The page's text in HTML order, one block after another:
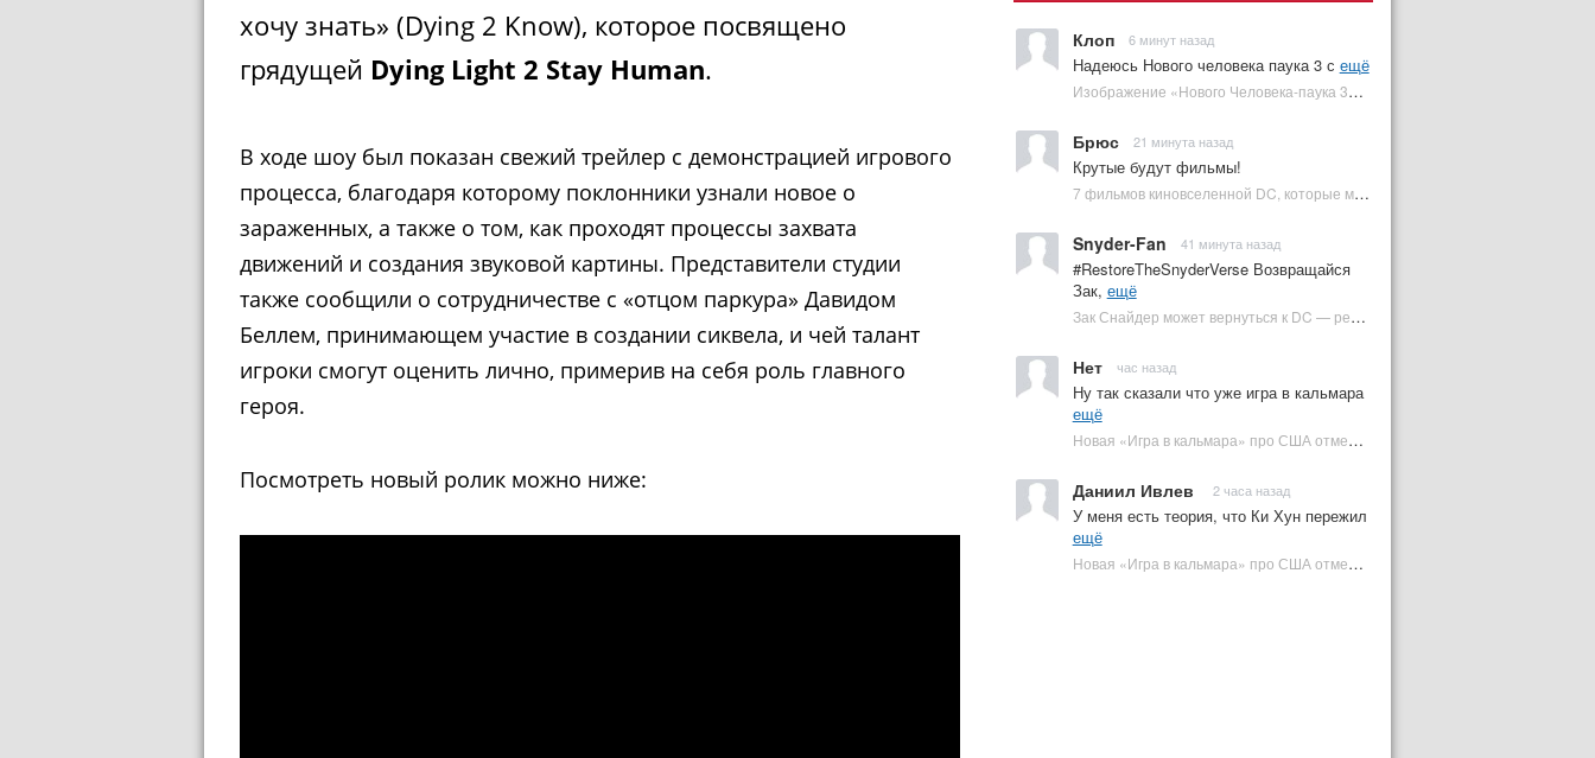
Клоп 6 минут назад
Надеюсь Нового человека паука 3 с ещё
Изображение «Нового Человека-паука 3» подтвердило Зловещую шестерку | Plugged In Ru
Брюс 21 минута назад
Крутые будут фильмы!
7 фильмов киновселенной DC, которые может снять Зак Снайдер | Plugged In Ru
Snyder-Fan 41 минута назад
#RestoreTheSnyderVerse Возвращайся
Зак, ещё
Зак Снайдер может вернуться к DC — режиссер общался с Warner Bros. (фото) | Plugged In Ru
Нет час назад
Ну так сказали что уже игра в кальмара
ещё
Новая «Игра в кальмара» про США отменена | Plugged In Ru
Даниил Ивлев 2 часа назад
У меня есть теория, что Ки Хун пережил
ещё
Новая «Игра в кальмара» про США отменена | Plugged In Ru
хочу знать» (Dying 2 Know), которое посвящено
грядущей Dying Light 2 Stay Human.
В ходе шоу был показан свежий трейлер с демонстрацией игрового
процесса, благодаря которому поклонники узнали новое о
зараженных, а также о том, как проходят процессы захвата
движений и создания звуковой картины. Представители студии
также сообщили о сотрудничестве с «отцом паркура» Давидом
Беллем, принимающем участие в создании сиквела, и чей талант
игроки смогут оценить лично, примерив на себя роль главного
героя.
Посмотреть новый ролик можно ниже: